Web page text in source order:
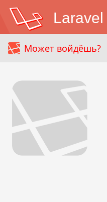
Laravel
Может войдёшь?